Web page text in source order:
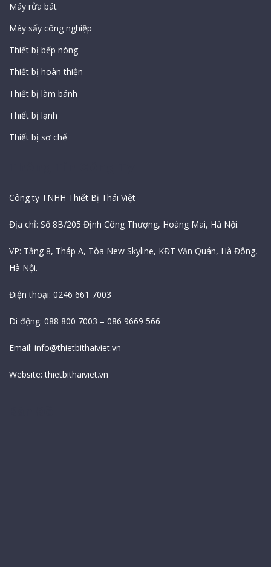
Máy rửa bát
Máy sấy công nghiệp
Thiết bị bếp nóng
Thiết bị hoàn thiện
Thiết bị làm bánh
Thiết bị lạnh
Thiết bị sơ chế
Công ty TNHH Thiết Bị Thái Việt
Địa chỉ: Số 8B/205 Định Công Thượng, Hoàng Mai, Hà Nội.
VP: Tầng 8, Tháp A, Tòa New Skyline, KĐT Văn Quán, Hà Đông,
Hà Nội.
Điện thoại: 0246 661 7003
Di động: 088 800 7003 – 086 9669 566
Email: info@thietbithaiviet.vn
Website:thietbithaiviet.vn